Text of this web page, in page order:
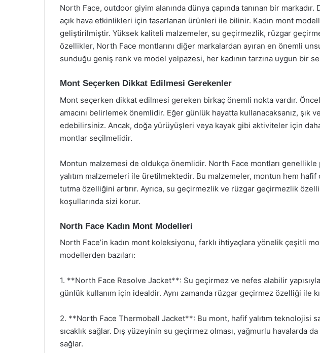
North Face, outdoor giyim alanında dünya çapında tanınan bir markadır.
açık hava etkinlikleri için tasarlanan ürünleri ile bilinir. Kadın mont
geliştirilmiştir. Yüksek kaliteli malzemeler, su geçirmezlik, rüzgar
özellikler, North Face montlarını diğer markalardan ayıran en önemli
sunduğu geniş renk ve model yelpazesi, her kadının tarzına uygun bir
Mont Seçerken Dikkat Edilmesi Gerekenler
Mont seçerken dikkat edilmesi gereken birkaç önemli nokta vardır.
amacını belirlemek önemlidir. Eğer günlük hayatta kullanacaksanız, şık
edebilirsiniz. Ancak, doğa yürüyüşleri veya kayak gibi aktiviteler için
montlar seçilmelidir.
Montun malzemesi de oldukça önemlidir. North Face montları
yalıtım malzemeleri ile üretilmektedir. Bu malzemeler, montun hem hafif
tutma özelliğini artırır. Ayrıca, su geçirmezlik ve rüzgar geçirmezlik
koşullarında sizi korur.
North Face Kadın Mont Modelleri
North Face’in kadın mont koleksiyonu, farklı ihtiyaçlara yönelik çeşitli
modellerden bazıları:
1. **North Face Resolve Jacket**: Su geçirmez ve nefes alabilir
günlük kullanım için idealdir. Aynı zamanda rüzgar geçirmez özelliği ile
2. **North Face Thermoball Jacket**: Bu mont, hafif yalıtım teknolojisi
sıcaklık sağlar. Dış yüzeyinin su geçirmez olması, yağmurlu havalarda
sağlar.